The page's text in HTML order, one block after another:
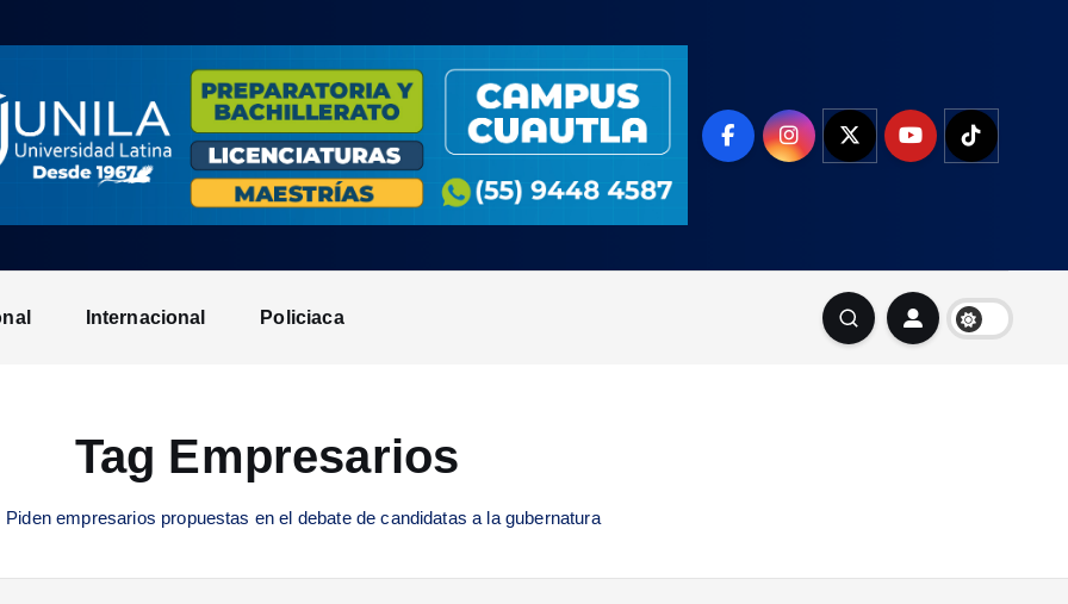
Internacional Policiaca
Tag Empresarios
Piden empresarios propuestas en el debate de candidatas a la gubernatura